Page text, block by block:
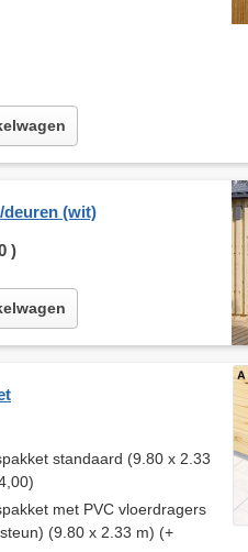
deuren (wit)
)
standaard (9.80 x 2.33
met PVC vloerdragers
(9.80 x 2.33 m) (+